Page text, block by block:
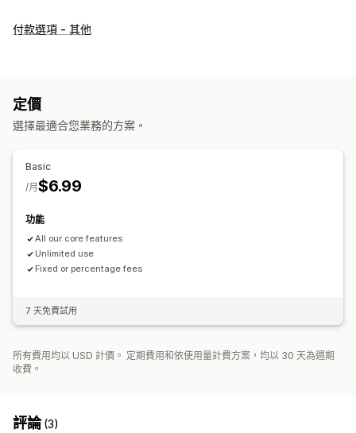
POS
付款選項 - 其他
定價
選擇最適合您業務的方案。
Basic
$6.99
/月
功能
All our core features
Unlimited use
Fixed or percentage fees
7 天免費試用
所有費用均以 USD 計價。 定期費用和依使用量計費方案，均以 30 天為週期
收費。
評論(3)